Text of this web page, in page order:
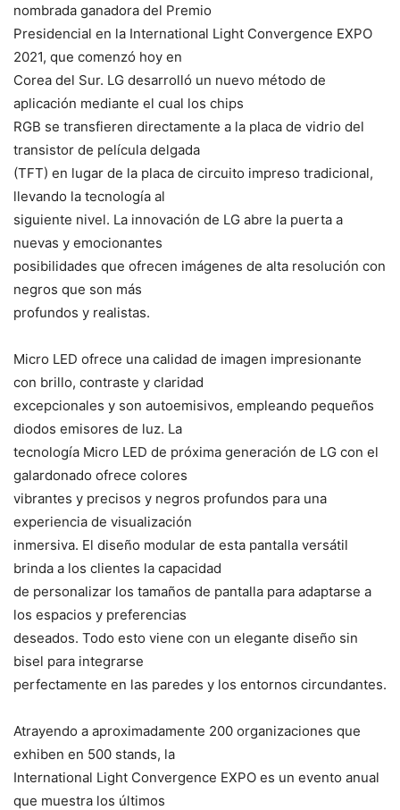
nombrada ganadora del Premio
Presidencial en la International Light Convergence EXPO
2021, que comenzó hoy en
Corea del Sur. LG desarrolló un nuevo método de
aplicación mediante el cual los chips
RGB se transfieren directamente a la placa de vidrio del
transistor de película delgada
(TFT) en lugar de la placa de circuito impreso tradicional,
llevando la tecnología al
siguiente nivel. La innovación de LG abre la puerta a
nuevas y emocionantes
posibilidades que ofrecen imágenes de alta resolución con
negros que son más
profundos y realistas.
Micro LED ofrece una calidad de imagen impresionante
con brillo, contraste y claridad
excepcionales y son autoemisivos, empleando pequeños
diodos emisores de luz. La
tecnología Micro LED de próxima generación de LG con el
galardonado ofrece colores
vibrantes y precisos y negros profundos para una
experiencia de visualización
inmersiva. El diseño modular de esta pantalla versátil
brinda a los clientes la capacidad
de personalizar los tamaños de pantalla para adaptarse a
los espacios y preferencias
deseados. Todo esto viene con un elegante diseño sin
bisel para integrarse
perfectamente en las paredes y los entornos circundantes.
Atrayendo a aproximadamente 200 organizaciones que
exhiben en 500 stands, la
International Light Convergence EXPO es un evento anual
que muestra los últimos